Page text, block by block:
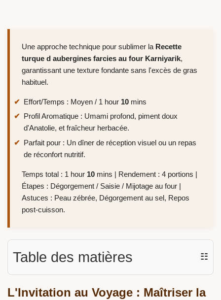
Une approche technique pour sublimer la Recette
turque d aubergines farcies au four Karniyarik,
garantissant une texture fondante sans l'excès de gras
habituel.
Effort/Temps : Moyen / 1 hour 10 mins
Profil Aromatique : Umami profond, piment doux
d'Anatolie, et fraîcheur herbacée.
Parfait pour : Un dîner de réception visuel ou un repas
de réconfort nutritif.
Temps total : 1 hour 10 mins | Rendement : 4 portions |
Étapes : Dégorgement / Saisie / Mijotage au four |
Astuces : Peau zébrée, Dégorgement au sel, Repos
post-cuisson.
Table des matières ☷
L'Invitation au Voyage : Maîtriser la